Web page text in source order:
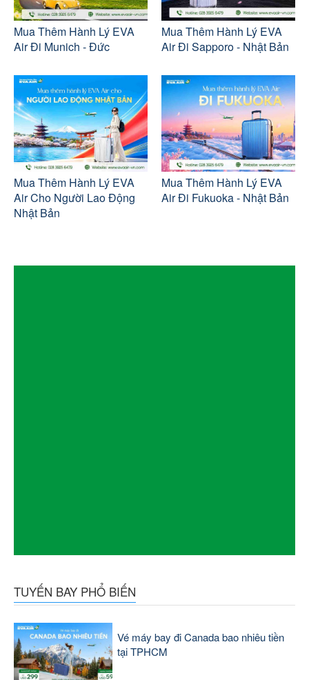
Mua Thêm Hành Lý EVA
Air Đi Munich - Đức
Mua Thêm Hành Lý EVA
Air Đi Sapporo - Nhật Bản
Mua Thêm Hành Lý EVA
Air Cho Người Lao Động
Nhật Bản
Mua Thêm Hành Lý EVA
Air Đi Fukuoka - Nhật Bản
TUYẾN BAY PHỔ BIẾN
Vé máy bay đi Canada bao nhiêu tiền
tại TPHCM